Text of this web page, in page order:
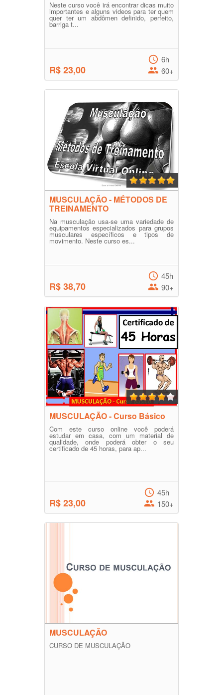
Neste curso você irá encontrar dicas muito
importantes e alguns videos para ter quem
quer ter um abdômen definido, perfeito,
barriga t...
R$ 23,00
6h
60+
MUSCULAÇÃO - MÉTODOS DE
TREINAMENTO
Na musculação usa-se uma variedade de
equipamentos especializados para grupos
musculares específicos e tipos de
movimento. Neste curso es...
R$ 38,70
45h
90+
MUSCULAÇÃO - Curso Básico
Com este curso online você poderá
estudar em casa, com um material de
qualidade, onde poderá obter o seu
certificado de 45 horas, para ap...
R$ 23,00
45h
150+
MUSCULAÇÃO
CURSO DE MUSCULAÇÃO